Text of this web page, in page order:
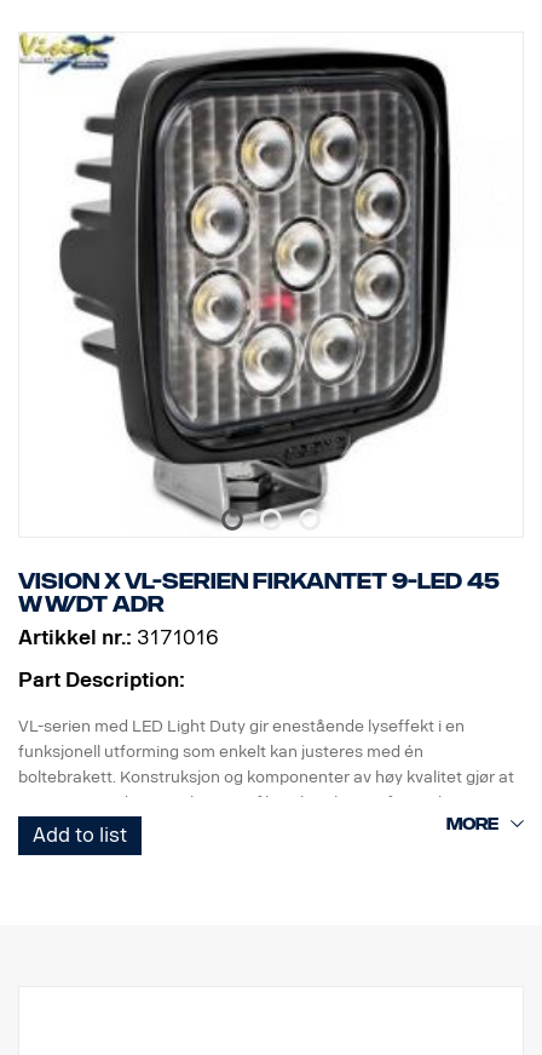
Data:
Lampehus: Kompositt
Linse: Polykarbonat
Innfatning: Rustfritt stål
Strålevinkel: Blandet 60°/40°
Enkel installasjon med DT-plugg
Spenning: 9–32 volt.
Strømforbruk: 1,25 A @ 12 V
Klassifisering: IP68/IP69K
Godkjenning: ADR-godkjent
Vibrasjonsklasse: 21 Grms
Høyde: 72 mm, Bredde: 119 mm, Dybde: 51 mm
Vekt: 200 gram
Antall LED-er: 3 x 5 W
Rålumen: 1140, Effektiv lumen: 797
EMC-godkjenning: CISPR25 klasse 3
ECE-godkjenning: Ja, R23
Vision X VL-serien firkantet 9-LED 45
W W/DT ADR
Artikkel nr.: 3171016
Part Description:
VL-serien med LED Light Duty gir enestående lyseffekt i en
funksjonell utforming som enkelt kan justeres med én
boltebrakett. Konstruksjon og komponenter av høy kvalitet gjør at
VL-serien med LED Light Duty tåler vibrasjoner på opptil 15,6
Grms. Innebygd beskyttelse mot omvendt polaritet bidrar til å
forhindre utilsiktet skade forårsaket av feil installasjon.
Add to list